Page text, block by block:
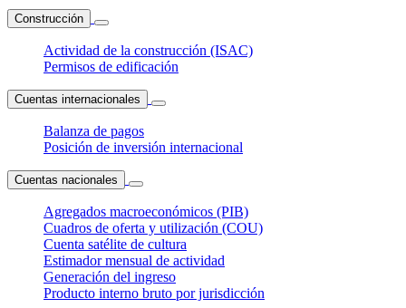
Construcción
Actividad de la construcción (ISAC)
Permisos de edificación
Cuentas internacionales
Balanza de pagos
Posición de inversión internacional
Cuentas nacionales
Agregados macroeconómicos (PIB)
Cuadros de oferta y utilización (COU)
Cuenta satélite de cultura
Estimador mensual de actividad
Generación del ingreso
Producto interno bruto por jurisdicción